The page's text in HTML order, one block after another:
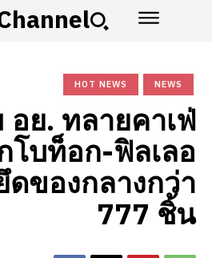
HOT NEWS NEWS
อย. ทลายคาเฟ่
โบท็อก-ฟิลเลอ
ดของกลางกว่า
777 ชิ้น